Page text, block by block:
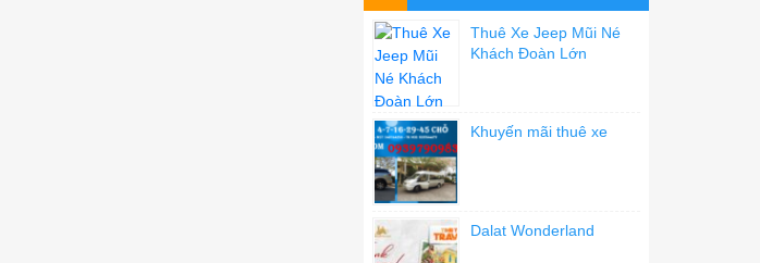
Thuê Xe Jeep Mũi Né
Khách Đoàn Lớn
Khuyến mãi thuê xe
Dalat Wonderland